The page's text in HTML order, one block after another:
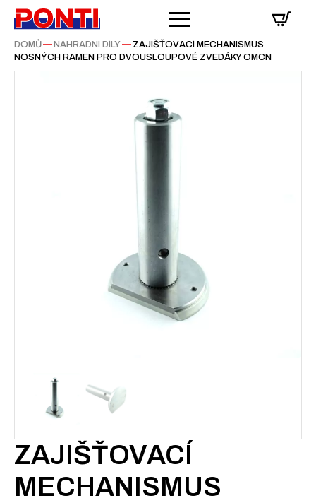
DOMŮ— NÁHRADNÍ DÍLY— ZAJIŠŤOVACÍ MECHANISMUS
NOSNÝCH RAMEN PRO DVOUSLOUPOVÉ ZVEDÁKY OMCN
ZAJIŠŤOVACÍ
MECHANISMUS